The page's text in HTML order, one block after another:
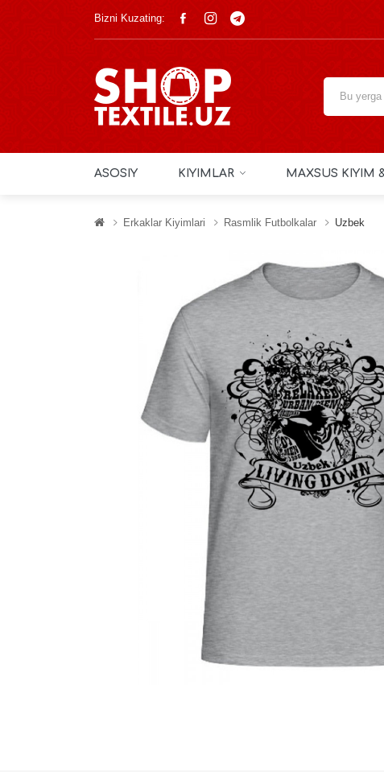
Bizni Kuzating:
ASOSIY KIYIMLAR MAXSUS KIYIM
Erkaklar Kiyimlari Rasmlik Futbolkalar Uzbek